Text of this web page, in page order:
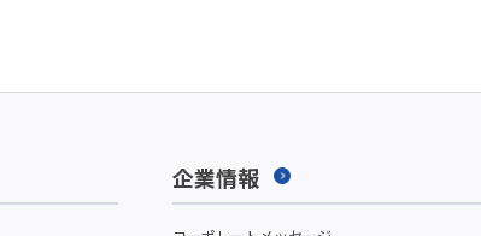
企業情報